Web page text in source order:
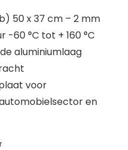
50 x 37 cm – 2 mm
60 °C tot + 160 °C
aluminiumlaag
voor
en